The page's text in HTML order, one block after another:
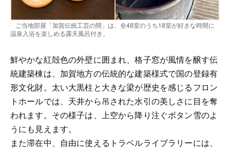
ご当地部屋「加賀伝統工芸の間」は、全48室のうち18室が好きな時間に
温泉入浴を楽しめる露天風呂付き。
鮮やかな紅殻色の外壁に囲まれ、格子窓が風情を醸す伝
統建築棟は、加賀地方の伝統的な建築様式で国の登録有
形文化財。太い大黒柱と大きな梁が歴史を感じるフロン
トホールでは、天井から吊された水引の美しさに目を奪
われます。その様子は、上空から降り注ぐボタン雪のよ
うにも見えます。
また滞在中、自由に使えるトラベルライブラリーには、